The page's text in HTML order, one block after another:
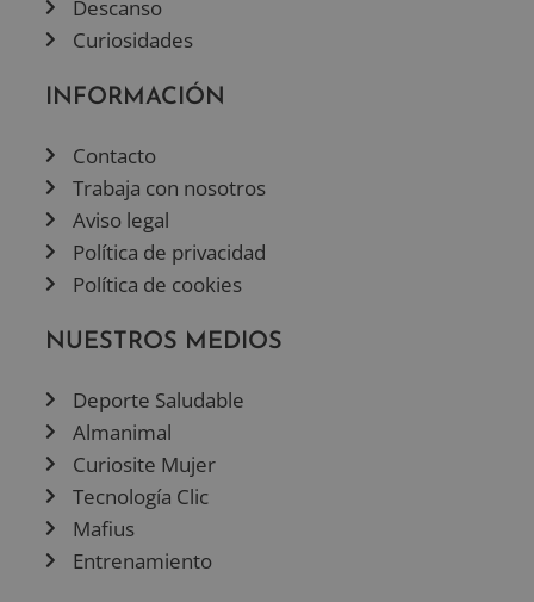
Descanso
Curiosidades
INFORMACIÓN
Contacto
Trabaja con nosotros
Aviso legal
Política de privacidad
Política de cookies
NUESTROS MEDIOS
Deporte Saludable
Almanimal
Curiosite Mujer
Tecnología Clic
Mafius
Entrenamiento